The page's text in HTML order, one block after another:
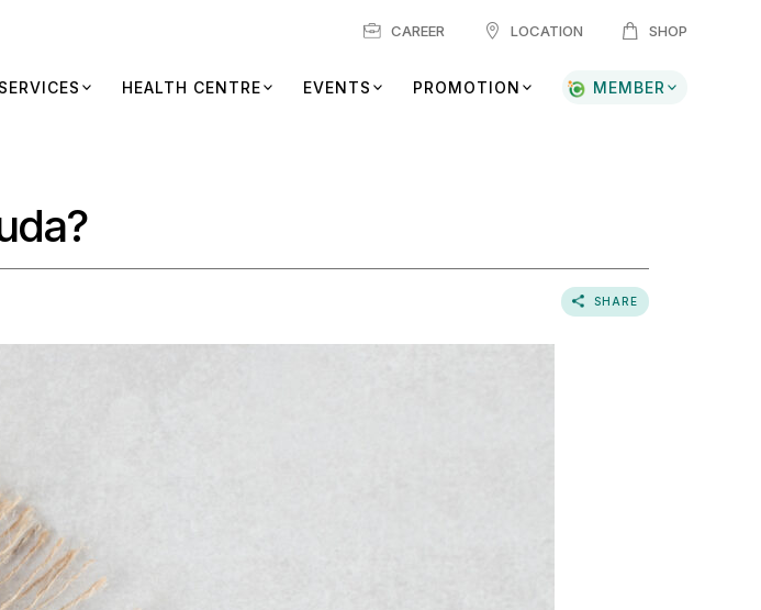
CAREER LOCATION SHOP
SERVICES HEALTH CENTRE EVENTS PROMOTION MEMBER
SHARE